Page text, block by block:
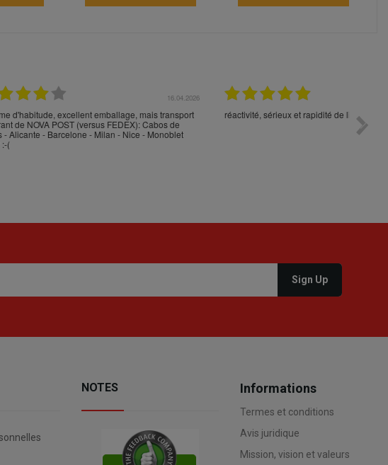
16.04.2026
mais transport
Cabos de
- Nice - Monoblet
16.04.2026
réactivité, sérieux et rapidité de livraison, merci
votre
NOTES Informations
Termes et conditions
Avis juridique
Mission, vision et valeurs